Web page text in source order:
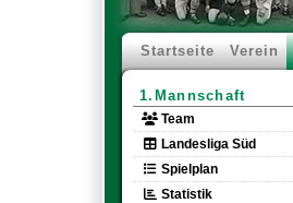
Startseite Verein
1.Mannschaft
Team
Landesliga Süd
Spielplan
Statistik